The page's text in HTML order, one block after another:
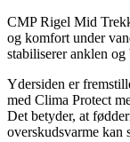
CMP Rigel Mid
og komfort under
stabiliserer anklen
Ydersiden er
med Clima Protect
Det betyder, at
overskudsvarme kan